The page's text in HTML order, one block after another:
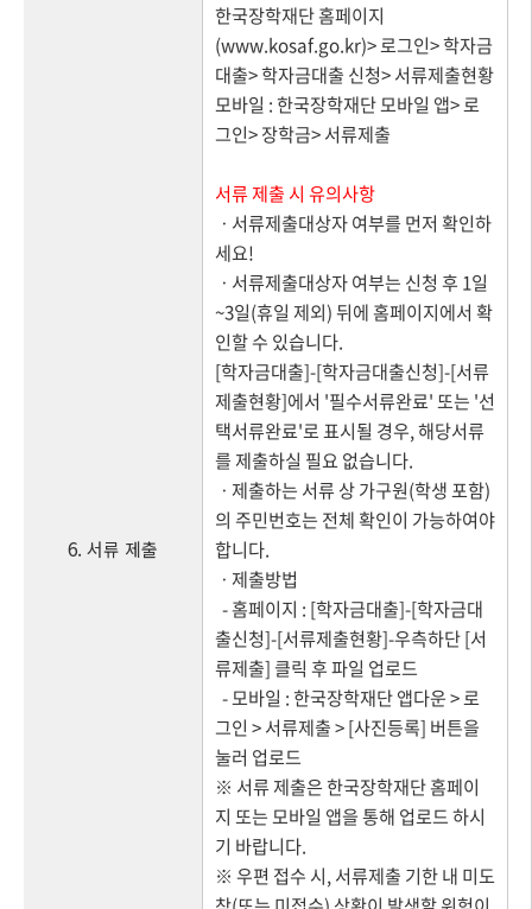
6. 서류 제출
한국장학재단 홈페이지
(www.kosaf.go.kr)> 로그인> 학자금
대출> 학자금대출 신청> 서류제출현황
모바일 : 한국장학재단 모바일 앱> 로
그인> 장학금> 서류제출
서류 제출 시 유의사항
ㆍ서류제출대상자 여부를 먼저 확인하
세요!
ㆍ서류제출대상자 여부는 신청 후 1일
~3일(휴일 제외) 뒤에 홈페이지에서 확
인할 수 있습니다.
[학자금대출]-[학자금대출신청]-[서류
제출현황]에서 '필수서류완료' 또는 '선
택서류완료'로 표시될 경우, 해당서류
를 제출하실 필요 없습니다.
ㆍ제출하는 서류 상 가구원(학생 포함)
의 주민번호는 전체 확인이 가능하여야
합니다.
ㆍ제출방법
- 홈페이지 : [학자금대출]-[학자금대
출신청]-[서류제출현황]-우측하단 [서
류제출] 클릭 후 파일 업로드
- 모바일 : 한국장학재단 앱다운 > 로
그인 > 서류제출 > [사진등록] 버튼을
눌러 업로드
※ 서류 제출은 한국장학재단 홈페이
지 또는 모바일 앱을 통해 업로드 하시
기 바랍니다.
※ 우편 접수 시, 서류제출 기한 내 미도